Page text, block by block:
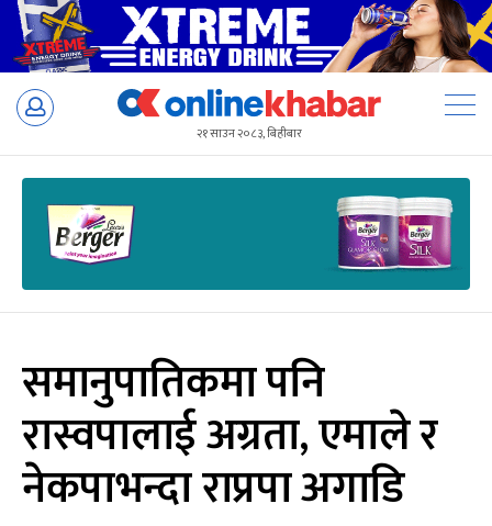
Skip
२१ साउन २०८३, बिहीबार
समानुपातिकमा पनि
रास्वपालाई अग्रता, एमाले र
नेकपाभन्दा राप्रपा अगाडि